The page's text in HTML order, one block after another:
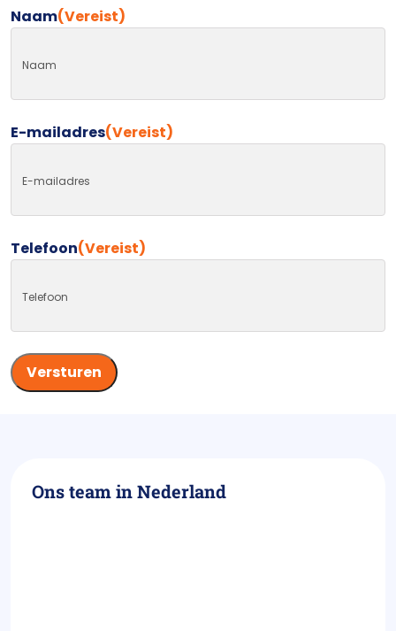
Naam(Vereist)
E-mailadres(Vereist)
Telefoon(Vereist)
Ons team in Nederland